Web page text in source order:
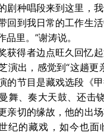
剧种唱段来到这里，
回到我日常的工作生
里。”谢涛说。
获得者边点旺久回忆
演出，感觉到“这趟更
的节目是藏戏选段《甲
舞、奏大天鼓、还击
亲切的缘故，他的出
纪的藏戏，如今也面